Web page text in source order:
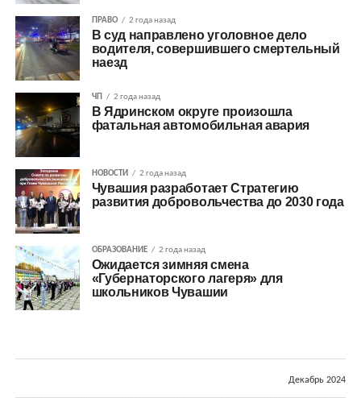
ПРАВО 2 года назад
В суд направлено уголовное дело
водителя, совершившего смертельный
наезд
ЧП 2 года назад
В Ядринском округе произошла
фатальная автомобильная авария
НОВОСТИ 2 года назад
Чувашия разработает Стратегию
развития добровольчества до 2030 года
ОБРАЗОВАНИЕ 2 года назад
Ожидается зимняя смена
«Губернаторского лагеря» для
школьников Чувашии
Декабрь 2024